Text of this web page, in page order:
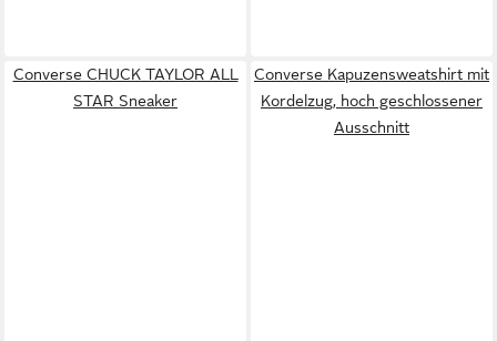
Converse CHUCK TAYLOR ALL
STAR Sneaker
Converse Kapuzensweatshirt mit
Kordelzug, hoch geschlossener
Ausschnitt